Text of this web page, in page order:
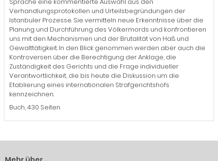
Verhandlungsprotokollen und Urteilsbegründungen der
Istanbuler Prozesse. Sie vermitteln neue Erkenntnisse über die
Planung und Durchführung des Völkermords und konfrontieren
uns mit den Mechanismen und der Brutalität von Haß und
Gewalttätigkeit. In den Blick genommen werden aber auch die
Kontroversen über die Berechtigung der Anklage, die
Zuständigkeit des Gerichts und die Frage individueller
Verantwortlichkeit, die bis heute die Diskussion um die
Etablierung eines internationalen Strafgerichtshofs
kennzeichnen.
Buch, 430 Seiten